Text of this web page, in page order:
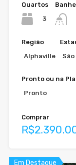
Quartos
3
Região
Alphaville
Pronto ou na
Pronto
Comprar
Em Destaque